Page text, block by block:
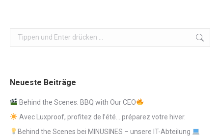
Search:
Neueste Beiträge
Behind the Scenes: BBQ with Our CEO
Avec Luxproof, profitez de l’été… préparez votre hiver.
Behind the Scenes bei MINUSINES – unsere IT-Abteilung